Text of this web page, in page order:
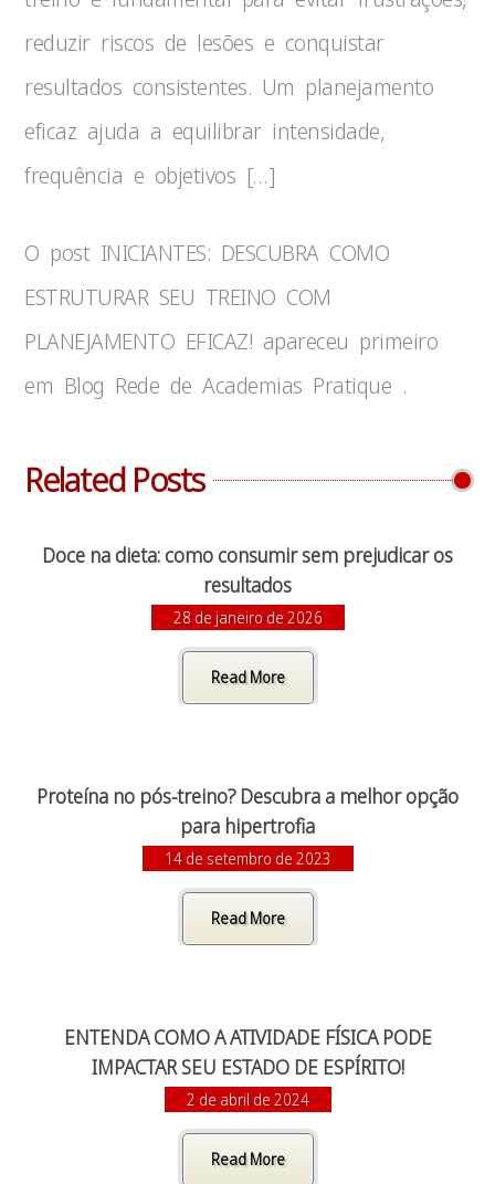
reduzir riscos de lesões e conquistar
resultados consistentes. Um planejamento
eficaz ajuda a equilibrar intensidade,
frequência e objetivos […]
O post INICIANTES: DESCUBRA COMO
ESTRUTURAR SEU TREINO COM
PLANEJAMENTO EFICAZ! apareceu primeiro
em Blog Rede de Academias Pratique .
Related Posts
Doce na dieta: como consumir sem prejudicar os
resultados
28 de janeiro de 2026
Read More
Proteína no pós-treino? Descubra a melhor opção
para hipertrofia
14 de setembro de 2023
Read More
ENTENDA COMO A ATIVIDADE FÍSICA PODE
IMPACTAR SEU ESTADO DE ESPÍRITO!
2 de abril de 2024
Read More